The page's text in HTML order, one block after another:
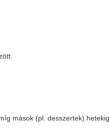
mások (pl. desszertek)